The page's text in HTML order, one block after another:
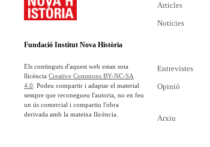
Fundació Institut Nova Història
Els continguts d'aquest web estan sota
llicència Creative Commons BY-NC-SA
4.0 . Podeu compartir i adaptar el material
sempre que reconegueu l'autoria, no en feu
un ús comercial i compartiu l'obra
derivada amb la mateixa llicència.
Articles
Notícies
Entrevistes
Opinió
Arxiu